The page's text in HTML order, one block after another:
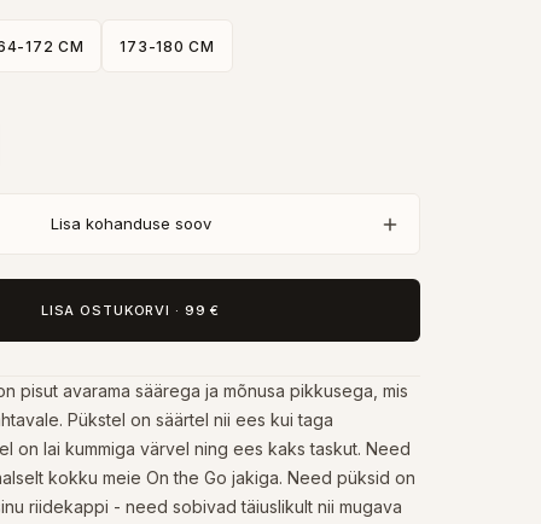
172 CM 173-180 CM
Lisa kohanduse soov
LISA OSTUKORVI · 99 €
pisut avarama säärega ja mõnusa pikkusega, mis
Pükstel on säärtel nii ees kui taga
on lai kummiga värvel ning ees kaks taskut. Need
kokku meie On the Go jakiga. Need püksid on
riidekappi - need sobivad täiuslikult nii mugava